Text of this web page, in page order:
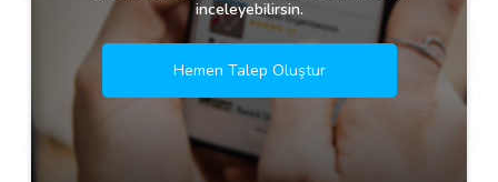
inceleyebilirsin.
Hemen Talep Oluştur